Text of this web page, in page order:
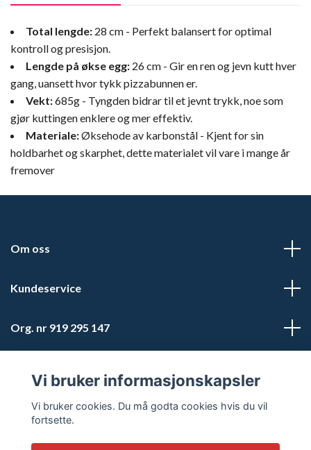
Total lengde: 28 cm - Perfekt balansert for optimal
kontroll og presisjon.
Lengde på økse egg: 26 cm - Gir en ren og jevn kutt hver
gang, uansett hvor tykk pizzabunnen er.
Vekt:685g - Tyngden bidrar til et jevnt trykk, noe som
gjør kuttingen enklere og mer effektiv.
Materiale:Øksehode av karbonstål - Kjent for sin
holdbarhet og skarphet, dette materialet vil vare i mange år
fremover
Om oss
Kundeservice
Org. nr 919 295 147
Vi bruker informasjonskapsler
Vi bruker cookies. Du må godta cookies hvis du vil
fortsette.